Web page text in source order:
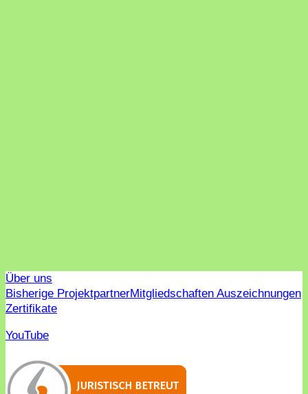
Über uns
Bisherige ProjektpartnerMitgliedschaften Auszeichnungen
Zertifikate
YouTube